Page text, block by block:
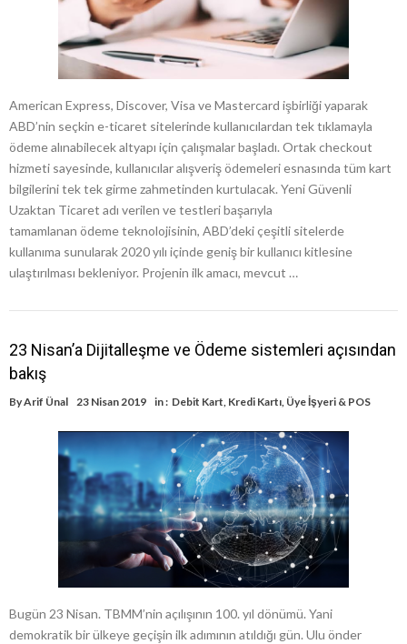
American Express, Discover, Visa ve Mastercard işbirliği yaparak
ABD’nin seçkin e-ticaret sitelerinde kullanıcılardan tek tıklamayla
ödeme alınabilecek altyapı için çalışmalar başladı. Ortak checkout
hizmeti sayesinde, kullanıcılar alışveriş ödemeleri esnasında tüm kart
bilgilerini tek tek girme zahmetinden kurtulacak. Yeni Güvenli
Uzaktan Ticaret adı verilen ve testleri başarıyla
tamamlanan ödeme teknolojisinin, ABD’deki çeşitli sitelerde
kullanıma sunularak 2020 yılı içinde geniş bir kullanıcı kitlesine
ulaştırılması bekleniyor. Projenin ilk amacı, mevcut …
23 Nisan’a Dijitalleşme ve Ödeme sistemleri açısından
bakış
ByArif Ünal 23 Nisan 2019 in : Debit Kart Kredi Kartı Üye İşyeri & POS
Bugün 23 Nisan. TBMM’nin açılışının 100. yıl dönümü. Yani
demokratik bir ülkeye geçişin ilk adımının atıldığı gün. Ulu önder